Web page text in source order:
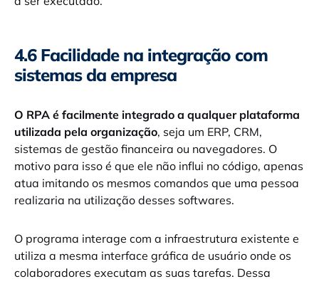
4.6 Facilidade na integração com
sistemas da empresa
O RPA é facilmente integrado a qualquer plataforma
utilizada pela organização, seja um ERP, CRM,
sistemas de gestão financeira ou navegadores. O
motivo para isso é que ele não influi no código, apenas
atua imitando os mesmos comandos que uma pessoa
realizaria na utilização desses softwares.
O programa interage com a infraestrutura existente e
utiliza a mesma interface gráfica de usuário onde os
colaboradores executam as suas tarefas. Dessa